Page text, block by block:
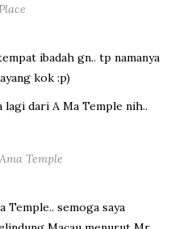
ibadah gn.. tp namanya
kok :p)
dari A Ma Temple nih..
Temple
semoga saya